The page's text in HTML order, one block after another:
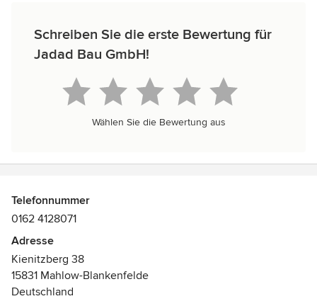
Schreiben Sie die erste Bewertung für
Jadad Bau GmbH!
Wählen Sie die Bewertung aus
Telefonnummer
0162 4128071
Adresse
Kienitzberg 38
15831 Mahlow-Blankenfelde
Deutschland